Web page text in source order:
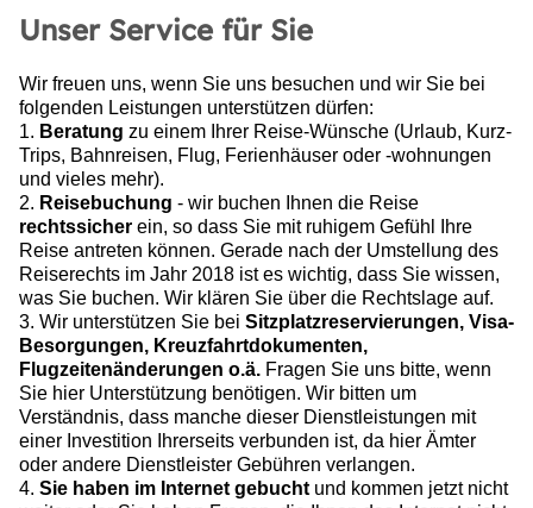
Unser Service für Sie
Wir freuen uns, wenn Sie uns besuchen und wir Sie bei
folgenden Leistungen unterstützen dürfen:
1. Beratung zu einem Ihrer Reise-Wünsche (Urlaub, Kurz-
Trips, Bahnreisen, Flug, Ferienhäuser oder -wohnungen
und vieles mehr).
2. Reisebuchung - wir buchen Ihnen die Reise
rechtssicher ein, so dass Sie mit ruhigem Gefühl Ihre
Reise antreten können. Gerade nach der Umstellung des
Reiserechts im Jahr 2018 ist es wichtig, dass Sie wissen,
was Sie buchen. Wir klären Sie über die Rechtslage auf.
3. Wir unterstützen Sie bei Sitzplatzreservierungen, Visa-
Besorgungen, Kreuzfahrtdokumenten,
Flugzeitenänderungen o.ä. Fragen Sie uns bitte, wenn
Sie hier Unterstützung benötigen. Wir bitten um
Verständnis, dass manche dieser Dienstleistungen mit
einer Investition Ihrerseits verbunden ist, da hier Ämter
oder andere Dienstleister Gebühren verlangen.
4. Sie haben im Internet gebucht und kommen jetzt nicht